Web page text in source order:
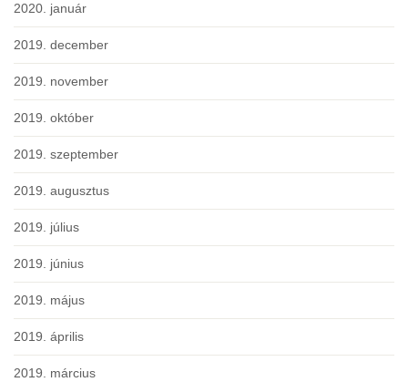
2020. január
2019. december
2019. november
2019. október
2019. szeptember
2019. augusztus
2019. július
2019. június
2019. május
2019. április
2019. március